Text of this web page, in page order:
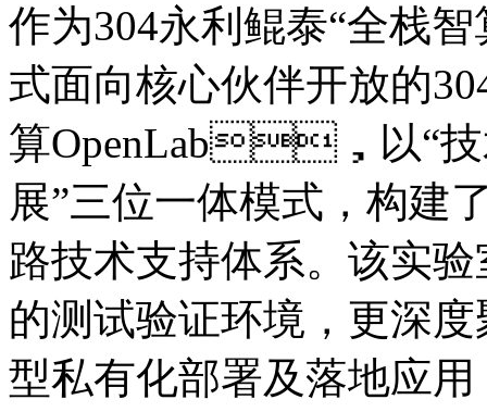
作为304永利鲲泰“全栈智
式面向核心伙伴开放的
算OpenLab，以“技
展”三位一体模式，构
路技术支持体系。该实
的测试验证环境，更深
型私有化部署及落地应用